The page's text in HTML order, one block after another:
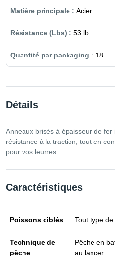
Acier
53 lb
18
Détails
Anneaux brisés à épaisseur de fer
résistance à la traction, tout en
pour vos leurres.
Caractéristiques
Poissons ciblés Tout type de
Technique de
pêche
Pêche en
au lancer